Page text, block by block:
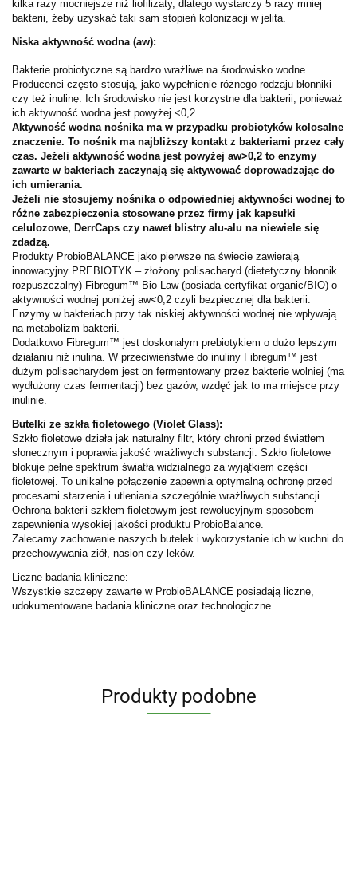
kilka razy mocniejsze niż liofilizaty, dlatego wystarczy 5 razy mniej
bakterii, żeby uzyskać taki sam stopień kolonizacji w jelita.
Niska aktywność wodna (aw):
Bakterie probiotyczne są bardzo wrażliwe na środowisko wodne.
Producenci często stosują, jako wypełnienie różnego rodzaju błonniki
czy też inulinę. Ich środowisko nie jest korzystne dla bakterii, ponieważ
ich aktywność wodna jest powyżej <0,2.
Aktywność wodna nośnika ma w przypadku probiotyków kolosalne
znaczenie. To nośnik ma najbliższy kontakt z bakteriami przez cały
czas. Jeżeli aktywność wodna jest powyżej aw>0,2 to enzymy
zawarte w bakteriach zaczynają się aktywować doprowadzając do
ich umierania.
Jeżeli nie stosujemy nośnika o odpowiedniej aktywności wodnej to
różne zabezpieczenia stosowane przez firmy jak kapsułki
celulozowe, DerrCaps czy nawet blistry alu-alu na niewiele się
zdadzą.
Produkty ProbioBALANCE jako pierwsze na świecie zawierają
innowacyjny PREBIOTYK – złożony polisacharyd (dietetyczny błonnik
rozpuszczalny) Fibregum™ Bio Law (posiada certyfikat organic/BIO) o
aktywności wodnej poniżej aw<0,2 czyli bezpiecznej dla bakterii.
Enzymy w bakteriach przy tak niskiej aktywności wodnej nie wpływają
na metabolizm bakterii.
Dodatkowo Fibregum™ jest doskonałym prebiotykiem o dużo lepszym
działaniu niż inulina. W przeciwieństwie do inuliny Fibregum™ jest
dużym polisacharydem jest on fermentowany przez bakterie wolniej (ma
wydłużony czas fermentacji) bez gazów, wzdęć jak to ma miejsce przy
inulinie.
Butelki ze szkła fioletowego (Violet Glass):
Szkło fioletowe działa jak naturalny filtr, który chroni przed światłem
słonecznym i poprawia jakość wrażliwych substancji. Szkło fioletowe
blokuje pełne spektrum światła widzialnego za wyjątkiem części
fioletowej. To unikalne połączenie zapewnia optymalną ochronę przed
procesami starzenia i utleniania szczególnie wrażliwych substancji.
Ochrona bakterii szkłem fioletowym jest rewolucyjnym sposobem
zapewnienia wysokiej jakości produktu ProbioBalance.
Zalecamy zachowanie naszych butelek i wykorzystanie ich w kuchni do
przechowywania ziół, nasion czy leków.
Liczne badania kliniczne:
Wszystkie szczepy zawarte w ProbioBALANCE posiadają liczne,
udokumentowane badania kliniczne oraz technologiczne.
Produkty podobne